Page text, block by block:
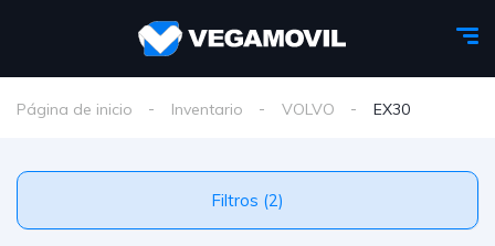
Página de inicio Inventario VOLVO EX30
Filtros (2)